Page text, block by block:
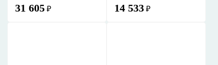
31 605 ₽ 14 533 ₽